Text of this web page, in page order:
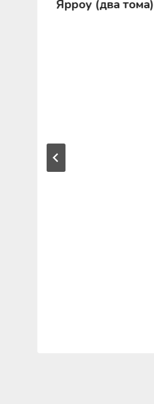
Ярроу (два тома)